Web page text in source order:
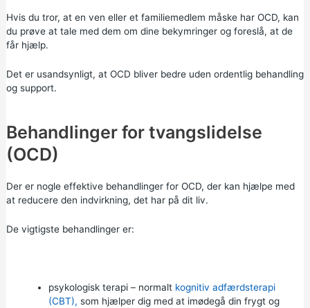
Hvis du tror, at en ven eller et familiemedlem måske har OCD, kan
du prøve at tale med dem om dine bekymringer og foreslå, at de
får hjælp.
Det er usandsynligt, at OCD bliver bedre uden ordentlig behandling
og support.
Behandlinger for tvangslidelse
(OCD)
Der er nogle effektive behandlinger for OCD, der kan hjælpe med
at reducere den indvirkning, det har på dit liv.
De vigtigste behandlinger er:
psykologisk terapi – normalt kognitiv adfærdsterapi
(CBT), som hjælper dig med at imødegå din frygt og